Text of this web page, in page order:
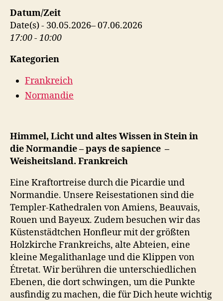
Datum/Zeit
Date(s) - 30.05.2026– 07.06.2026
17:00 - 10:00
Kategorien
Frankreich
Normandie
Himmel, Licht und altes Wissen in Stein in
die Normandie – pays de sapience –
Weisheitsland. Frankreich
Eine Kraftortreise durch die Picardie und
Normandie. Unsere Reisestationen sind die
Templer-Kathedralen von Amiens, Beauvais,
Rouen und Bayeux. Zudem besuchen wir das
Küstenstädtchen Honfleur mit der größten
Holzkirche Frankreichs, alte Abteien, eine
kleine Megalithanlage und die Klippen von
Étretat. Wir berühren die unterschiedlichen
Ebenen, die dort schwingen, um die Punkte
ausfindig zu machen, die für Dich heute wichtig